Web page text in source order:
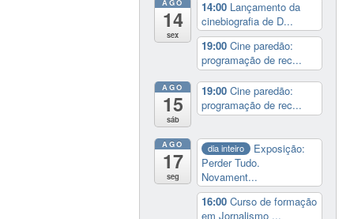
AGO
14
sex
14:00 Lançamento da
cinebiografia de D...
19:00Cine paredão:
programação de rec...
AGO
15
sáb
19:00Cine paredão:
programação de rec...
AGO
17
seg
dia inteiro
Exposição:
Perder Tudo.
Novament...
16:00Curso de formação
em Jornalismo ...